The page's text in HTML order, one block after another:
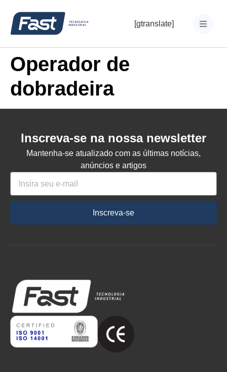
[gtranslate]
Operador de
dobradeira
Inscreva-se na nossa newsletter
Mantenha-se atualizado com as últimas notícias,
anúncios e artigos
Inscreva-se